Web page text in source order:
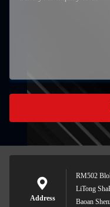
Address
RM502
LiTong
Baoan